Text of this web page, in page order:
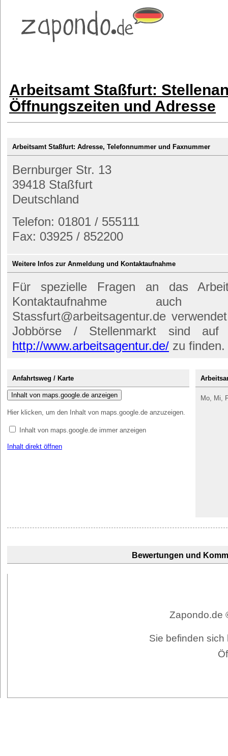
Arbeitsamt Staßfurt:
Öffnungszeiten und Adresse
Arbeitsamt Staßfurt: Adresse, Telefonnummer und Faxnummer
Bernburger Str. 13
39418 Staßfurt
Deutschland
Telefon: 01801 / 555111
Fax: 03925 / 852200
Weitere Infos zur Anmeldung und Kontaktaufnahme
Für spezielle Fragen an das
Kontaktaufnahme auch
Stassfurt@arbeitsagentur.de
Jobbörse / Stellenmarkt sind auf
http://www.arbeitsagentur.de/ zu finden.
Anfahrtsweg / Karte
Inhalt von maps.google.de anzeigen
Hier klicken, um den Inhalt von maps.google.de anzuzeigen.
Inhalt von maps.google.de immer anzeigen
Inhalt direkt öffnen
Mo, Mi,
Bewertungen und
Zapondo.de
Sie befinden sich